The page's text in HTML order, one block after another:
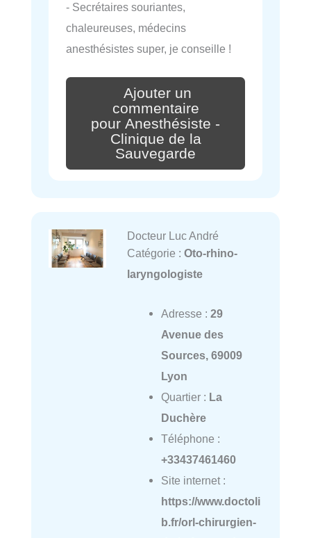
- Secrétaires souriantes,
chaleureuses, médecins
anesthésistes super, je conseille !
Ajouter un
commentaire
pour Anesthésiste -
Clinique de la
Sauvegarde
Docteur Luc André
Catégorie : Oto-rhino-
laryngologiste
Adresse : 29
Avenue des
Sources, 69009
Lyon
Quartier : La
Duchère
Téléphone :
+33437461460
Site internet :
https://www.doctoli
b.fr/orl-chirurgien-